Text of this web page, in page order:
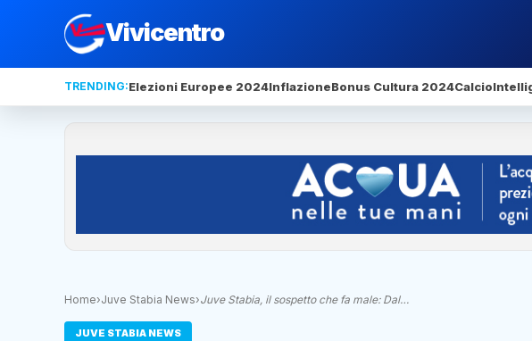
Vivicentro
TRENDING:Elezioni Europee 2024InflazioneBonus Cultura 2024Calcio
Home›Juve Stabia News›Juve Stabia, il sospetto che fa male: Dal…
JUVE STABIA NEWS